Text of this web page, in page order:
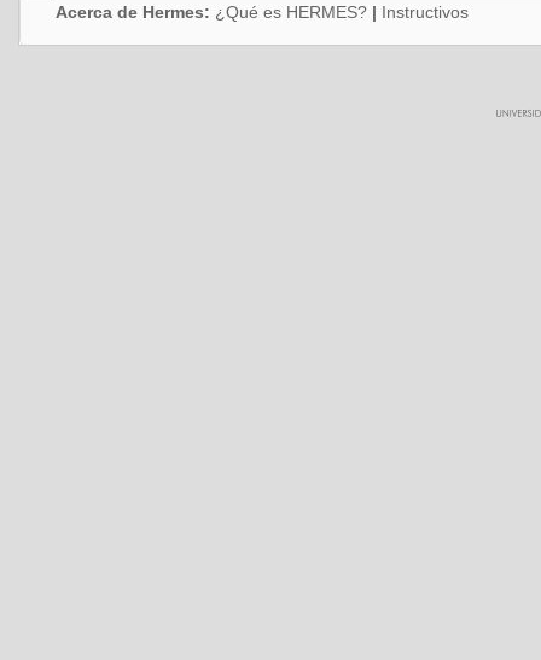
Acerca de Hermes: ¿Qué es HERMES? | Instructivos